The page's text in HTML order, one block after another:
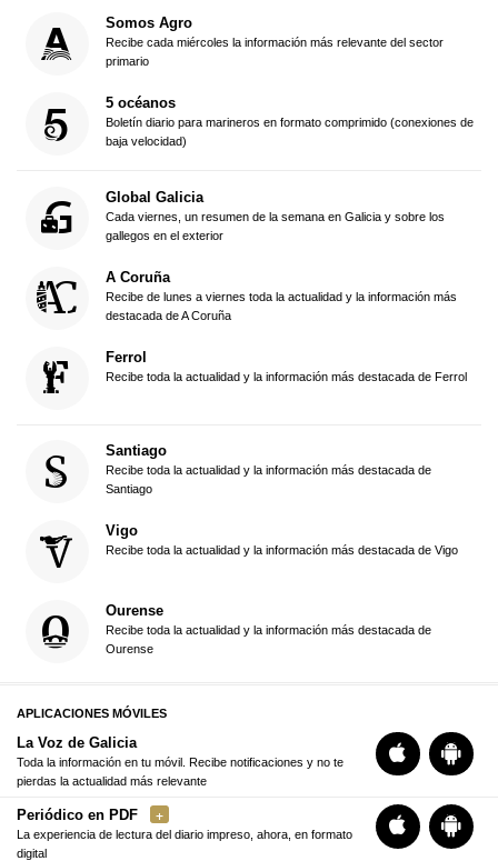
Somos Agro
Recibe cada miércoles la información más relevante del sector
primario
5 océanos
Boletín diario para marineros en formato comprimido (conexiones de
baja velocidad)
Global Galicia
Cada viernes, un resumen de la semana en Galicia y sobre los
gallegos en el exterior
A Coruña
Recibe de lunes a viernes toda la actualidad y la información más
destacada de A Coruña
Ferrol
Recibe toda la actualidad y la información más destacada de Ferrol
Santiago
Recibe toda la actualidad y la información más destacada de
Santiago
Vigo
Recibe toda la actualidad y la información más destacada de Vigo
Ourense
Recibe toda la actualidad y la información más destacada de
Ourense
APLICACIONES MÓVILES
La Voz de Galicia
Toda la información en tu móvil. Recibe notificaciones y no te
pierdas la actualidad más relevante
Periódico en PDF
La experiencia de lectura del diario impreso, ahora, en formato
digital